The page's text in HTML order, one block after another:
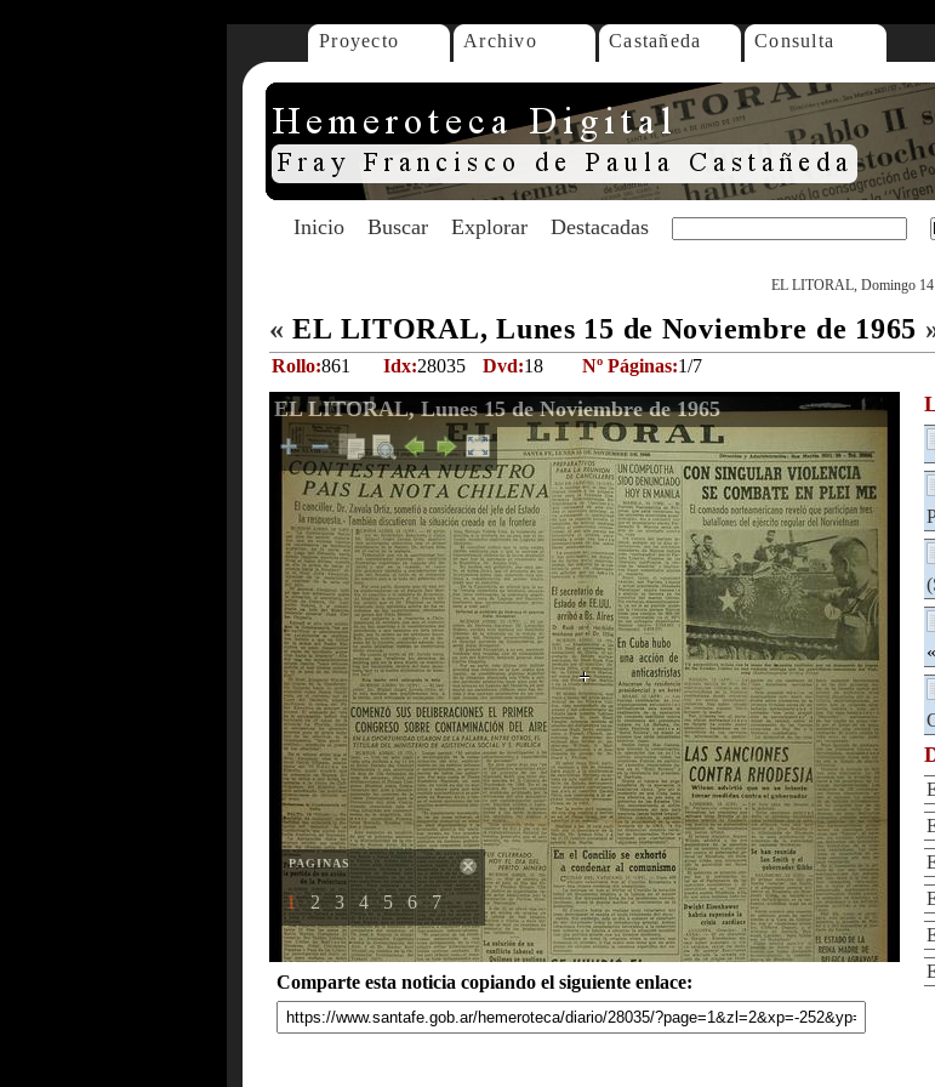
Proyecto Archivo Castañeda Consulta
Inicio Buscar Explorar Destacadas
EL LITORAL, Domingo 14
« EL LITORAL, Lunes 15 de Noviembre de 1965
Rollo:861 Idx:28035 Dvd:18 Nº Páginas:1/7
EL LITORAL, Lunes 15 de Noviembre de 1965
PAGINAS
1 2 3 4 5 6 7
Comparte esta noticia copiando el siguiente enlace:
«